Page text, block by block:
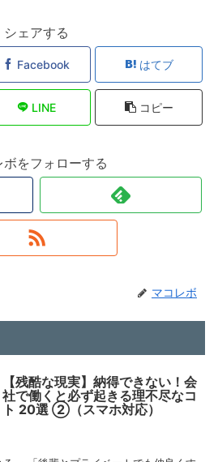
シェアする
Facebook はてブ
LINE コピー
ボをフォローする
マコレボ
【残酷な現実】納得できない！会
社で働くと必ず起きる理不尽なコ
ト 20選 ②（スマホ対応）